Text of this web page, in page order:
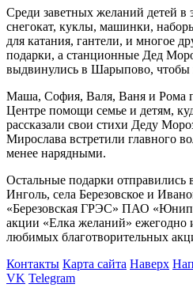
Среди заветных желаний детей в
снегокат, куклы, машинки,
для катания, гантели, и многое
подарки, а станционные Дед
выдвинулись в Шарыпово, чтобы
Маша, София, Валя, Ваня и Рома
Центре помощи семье и детям,
рассказали свои стихи Деду
Мирослава встретили главного
менее нарядными.
Остальные подарки отправились
Инголь, села Березовское и
«Березовская ГРЭС» ПАО
акции «Елка желаний» ежегодно
любимых благотворительных
Контакты Карта сайта Наверх
VK Telegram